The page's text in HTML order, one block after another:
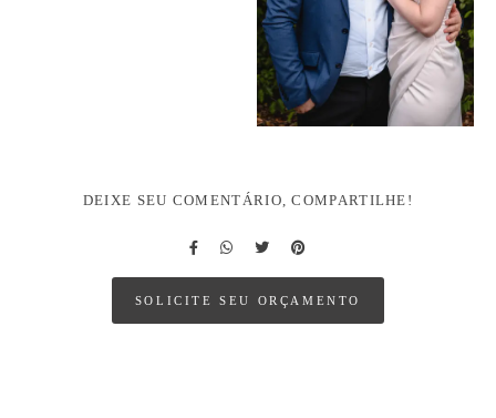
DEIXE SEU COMENTÁRIO, COMPARTILHE!
SOLICITE SEU ORÇAMENTO